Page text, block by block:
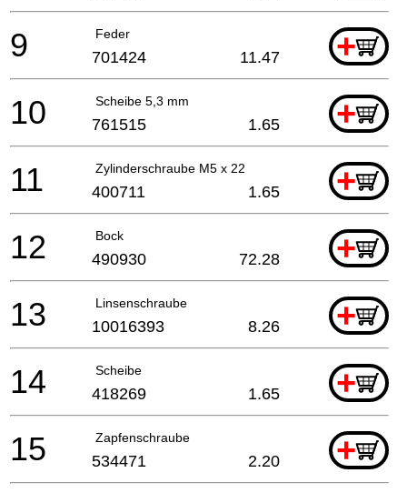
Feder +
9 701424 11.47
Scheibe 5,3 mm +
10 761515 1.65
Zylinderschraube M5 x 22 +
11 400711 1.65
Bock +
12 490930 72.28
Linsenschraube +
13 10016393 8.26
Scheibe +
14 418269 1.65
Zapfenschraube +
15 534471 2.20